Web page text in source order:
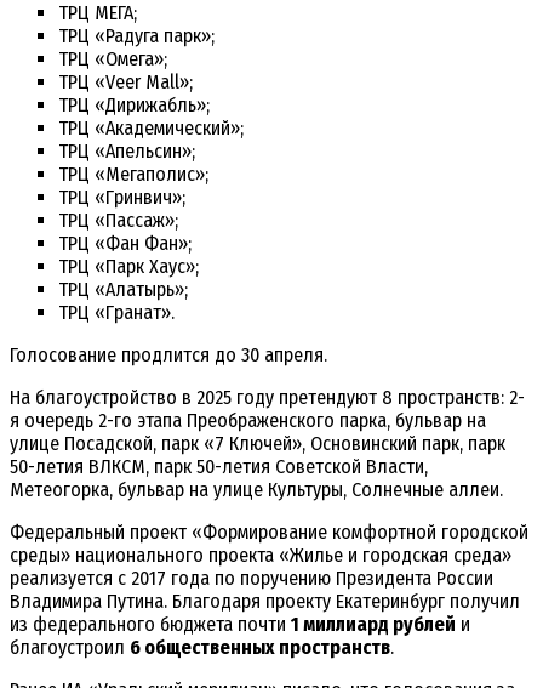
ТРЦ МЕГА;
ТРЦ «Радуга парк»;
ТРЦ «Омега»;
ТРЦ «Veer Mall»;
ТРЦ «Дирижабль»;
ТРЦ «Академический»;
ТРЦ «Апельсин»;
ТРЦ «Мегаполис»;
ТРЦ «Гринвич»;
ТРЦ «Пассаж»;
ТРЦ «Фан Фан»;
ТРЦ «Парк Хаус»;
ТРЦ «Алатырь»;
ТРЦ «Гранат».
Голосование продлится до 30 апреля.
На благоустройство в 2025 году претендуют 8 пространств: 2-
я очередь 2-го этапа Преображенского парка, бульвар на
улице Посадской, парк «7 Ключей», Основинский парк, парк
50-летия ВЛКСМ, парк 50-летия Советской Власти,
Метеогорка, бульвар на улице Культуры, Солнечные аллеи.
Федеральный проект «Формирование комфортной городской
среды» национального проекта «Жилье и городская среда»
реализуется с 2017 года по поручению Президента России
Владимира Путина. Благодаря проекту Екатеринбург получил
из федерального бюджета почти 1 миллиард рублей и
благоустроил 6 общественных пространств.